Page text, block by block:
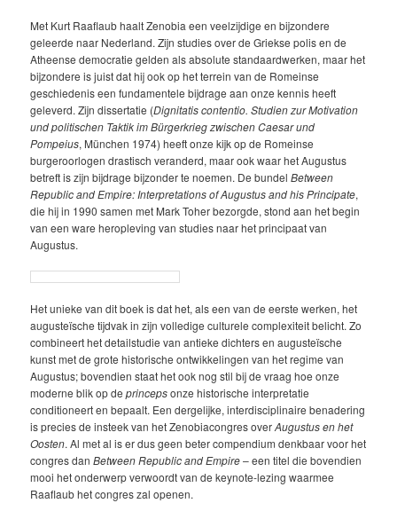
Met Kurt Raaflaub haalt Zenobia een veelzijdige en bijzondere
geleerde naar Nederland. Zijn studies over de Griekse polis en de
Atheense democratie gelden als absolute standaardwerken, maar het
bijzondere is juist dat hij ook op het terrein van de Romeinse
geschiedenis een fundamentele bijdrage aan onze kennis heeft
geleverd. Zijn dissertatie (Dignitatis contentio. Studien zur Motivation
und politischen Taktik im Bürgerkrieg zwischen Caesar und
Pompeius, München 1974) heeft onze kijk op de Romeinse
burgeroorlogen drastisch veranderd, maar ook waar het Augustus
betreft is zijn bijdrage bijzonder te noemen. De bundelBetween
Republic and Empire: Interpretations of Augustus and his Principate,
die hij in 1990 samen met Mark Toher bezorgde, stond aan het begin
van een ware heropleving van studies naar het principaat van
Augustus.
Het unieke van dit boek is dat het, als een van de eerste werken, het
augusteïsche tijdvak in zijn volledige culturele complexiteit belicht. Zo
combineert het detailstudie van antieke dichters en augusteïsche
kunst met de grote historische ontwikkelingen van het regime van
Augustus; bovendien staat het ook nog stil bij de vraag hoe onze
moderne blik op deprincepsonze historische interpretatie
conditioneert en bepaalt. Een dergelijke, interdisciplinaire benadering
is precies de insteek van het Zenobiacongres overAugustus en het
Oosten. Al met al is er dus geen beter compendium denkbaar voor het
congres danBetween Republic and Empire– een titel die bovendien
mooi het onderwerp verwoordt van de keynote-lezing waarmee
Raaflaub het congres zal openen.